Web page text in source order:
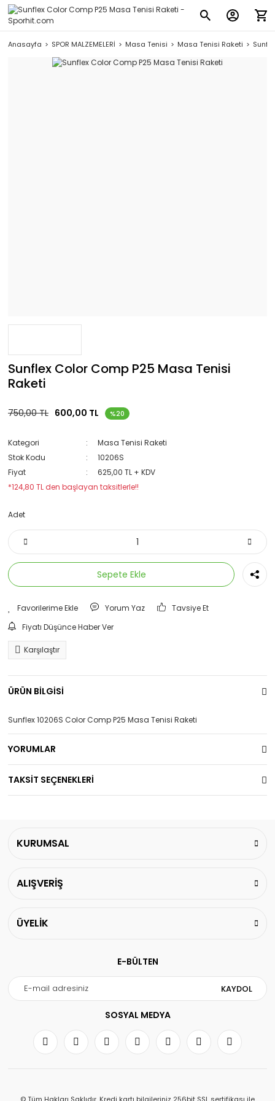
Anasayfa SPOR MALZEMELERİ Masa Tenisi Masa Tenisi Raketi
Sunflex Color Comp P25 Masa Tenisi
Raketi
750,00 TL 600,00 TL %20
Kategori
Masa Tenisi Raketi
Stok Kodu
10206S
Fiyat
625,00 TL + KDV
*124,80 TL den başlayan taksitlerle!!
Adet
Sepete Ekle
Yorum Yaz
Tavsiye Et
Fiyatı Düşünce Haber Ver
Karşılaştır
ÜRÜN BİLGİSİ
Sunflex 10206S Color Comp P25 Masa Tenisi Raketi
YORUMLAR
TAKSİT SEÇENEKLERİ
KURUMSAL
ALIŞVERİŞ
ÜYELİK
E-BÜLTEN
KAYDOL
SOSYAL MEDYA